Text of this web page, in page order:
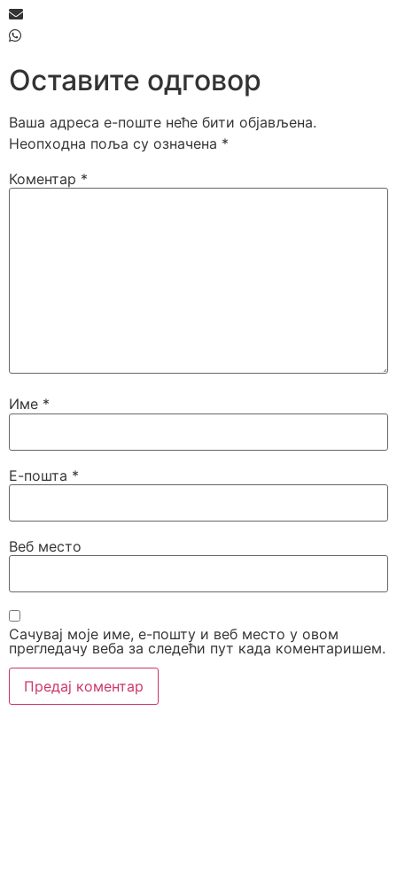
Оставите одговор
Ваша адреса е-поште неће бити објављена.
Неопходна поља су означена *
Коментар *
Име *
Е-пошта *
Веб место
Сачувај моје име, е-пошту и веб место у овом
прегледачу веба за следећи пут када коментаришем.